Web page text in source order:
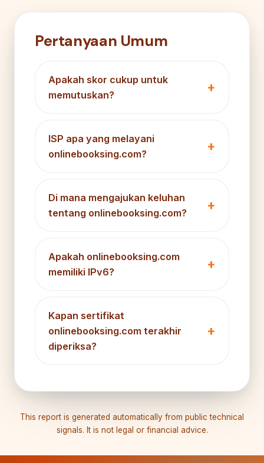
Pertanyaan Umum
Apakah skor cukup untuk
memutuskan?
ISP apa yang melayani
onlinebooksing.com?
Di mana mengajukan keluhan
tentang onlinebooksing.com?
Apakah onlinebooksing.com
memiliki IPv6?
Kapan sertifikat
onlinebooksing.com terakhir
diperiksa?
This report is generated automatically from public technical
signals. It is not legal or financial advice.